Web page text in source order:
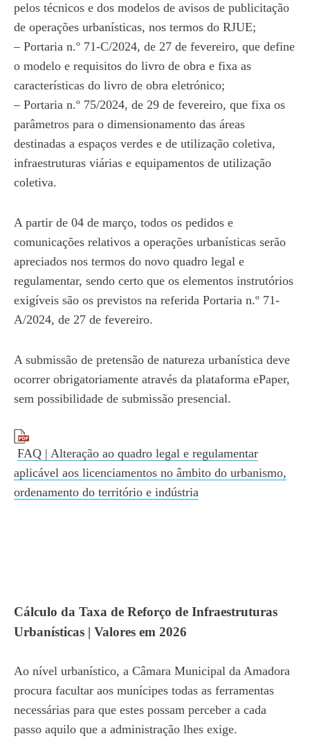
pelos técnicos e dos modelos de avisos de publicitação
de operações urbanísticas, nos termos do RJUE;
– Portaria n.º 71-C/2024, de 27 de fevereiro, que define
o modelo e requisitos do livro de obra e fixa as
características do livro de obra eletrónico;
– Portaria n.º 75/2024, de 29 de fevereiro, que fixa os
parâmetros para o dimensionamento das áreas
destinadas a espaços verdes e de utilização coletiva,
infraestruturas viárias e equipamentos de utilização
coletiva.
A partir de 04 de março, todos os pedidos e
comunicações relativos a operações urbanísticas serão
apreciados nos termos do novo quadro legal e
regulamentar, sendo certo que os elementos instrutórios
exigíveis são os previstos na referida Portaria n.º 71-
A/2024, de 27 de fevereiro.
A submissão de pretensão de natureza urbanística deve
ocorrer obrigatoriamente através da plataforma ePaper,
sem possibilidade de submissão presencial.
FAQ | Alteração ao quadro legal e regulamentar
aplicável aos licenciamentos no âmbito do urbanismo,
ordenamento do território e indústria
Cálculo da Taxa de Reforço de Infraestruturas
Urbanísticas | Valores em 2026
Ao nível urbanístico, a Câmara Municipal da Amadora
procura facultar aos munícipes todas as ferramentas
necessárias para que estes possam perceber a cada
passo aquilo que a administração lhes exige.